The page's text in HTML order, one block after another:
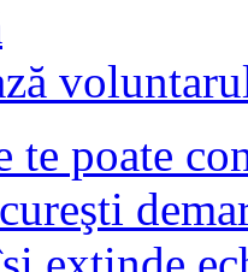
te poate